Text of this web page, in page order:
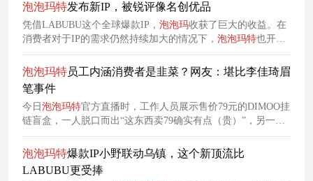
泡泡玛特发布新IP，被锐评像名创优品
凭借LABUBU这个全球爆款IP， 泡泡玛收获了巨大的收益。在
消费者对于IP的需求仍然持续加大的情况下， 泡泡玛特也开始
着手布局下一个“LABUBU”。然而，并非所有IP都能被市场接
受，比如最近泡泡玛特推出的新IP，就引发了不小争议。
泡泡玛特员工内涵消费者是韭菜？网友：堪比李佳琦眉
笔事件
今日 泡泡玛特官方直播时，工作人员展示售价79元的DIMOO挂
链盲盒，一人脱口而出“这东西卖79确实有点（贵）”，另一人
回应“没事会有人买单的”，这一对话被网友疯狂传播，直指官
方承认割韭菜。
泡泡玛特爆款IP小野联动乌镇，这个新顶流比
LABUBU更受捧